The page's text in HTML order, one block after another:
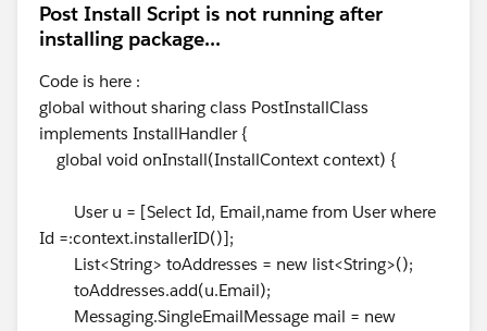
Post Install Script is not running after
installing package...
Code is here :
global without sharing class PostInstallClass
implements InstallHandler {
global void onInstall(InstallContext context) {
User u = [Select Id, Email,name from User where
Id =:context.installerID()];
List<String> toAddresses = new list<String>();
toAddresses.add(u.Email);
Messaging.SingleEmailMessage mail = new